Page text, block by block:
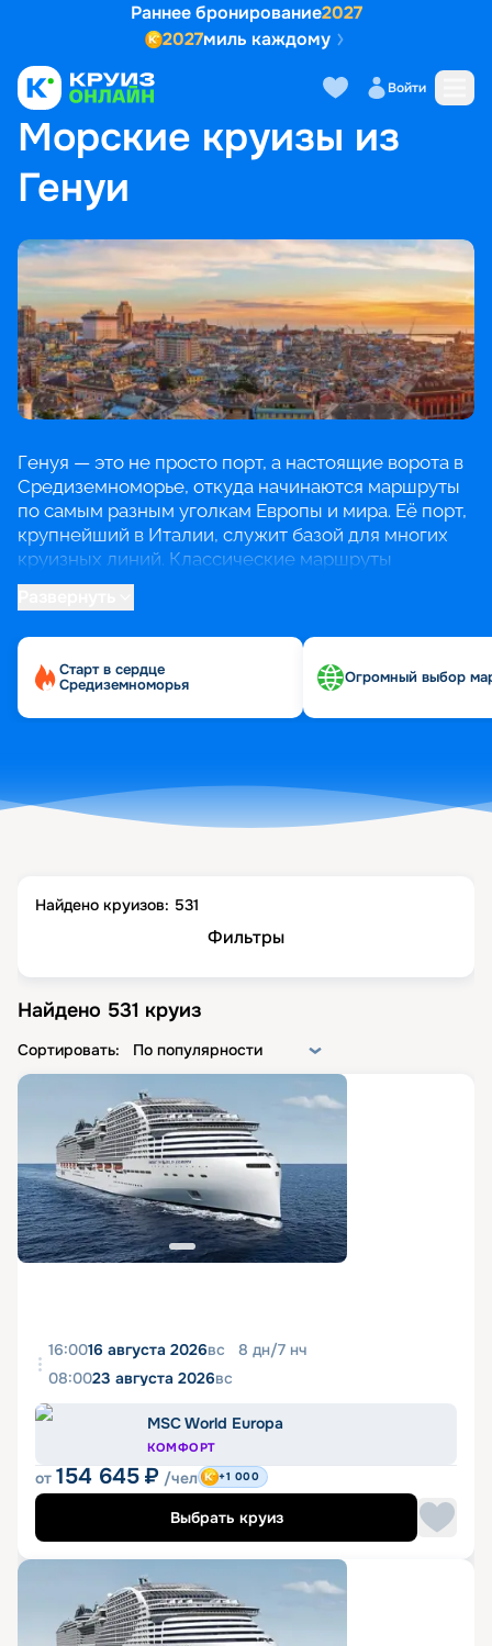
Раннее бронирование2027
2027миль каждому
Войти
ГЛАВНАЯ • ПОПУЛЯРНЫЕ НАПРАВЛЕНИЯ МОРСКИЕ КРУИЗЫ ИЗ ГЕНУИ
Морские круизы из
Генуи
Генуя — это не просто порт, а настоящие ворота в
Средиземноморье, откуда начинаются маршруты
по самым разным уголкам Европы и мира. Её порт,
крупнейший в Италии, служит базой для многих
круизных линий. Классические маршруты
охватывают жемчужины Западного
Средиземноморья, предлагая за одну поездку
увидеть Марсель, Барселону, Валенсию, Пальма-
Удобство такого путешествия в том, что Генуя —
услуг для комфортного отдыха: рестораны,
бассейны и развлечения на борту. Лучшее время
погода.
Старт в сердце
Средиземноморья
Огромный выбор
Найдено круизов: 531
Фильтры
Найдено 531 круиз
Сортировать: По популярности
16:0016 августа 2026вс 8 дн/7 нч
08:0023 августа 2026вс
MSC World Europa
КОМФОРТ
от 154 645 ₽ /чел +1 000
Выбрать круиз